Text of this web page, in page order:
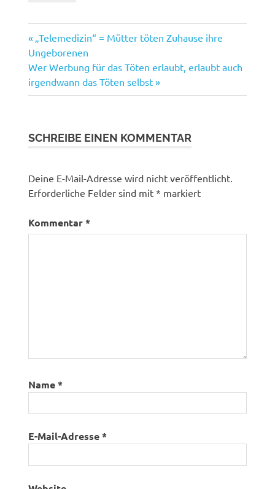
Beitragsnavigation
Vorheriger
Beitrag:
„Telemedizin“ = Mütter töten Zuhause ihre
Ungeborenen
Nächster
Beitrag:
Wer Werbung für das Töten erlaubt, erlaubt auch
irgendwann das Töten selbst
SCHREIBE EINEN KOMMENTAR
Deine E-Mail-Adresse wird nicht veröffentlicht.
Erforderliche Felder sind mit* markiert
Kommentar*
Name*
E-Mail-Adresse*